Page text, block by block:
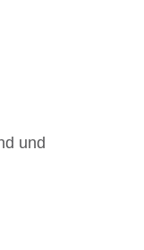
und